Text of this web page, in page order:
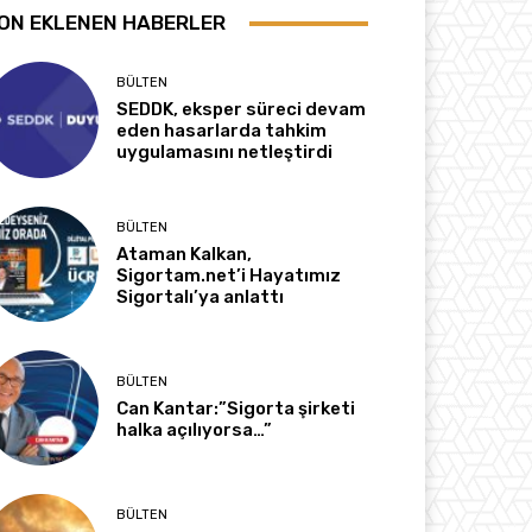
EKLENEN HABERLER
BÜLTEN
SEDDK, eksper süreci devam
eden hasarlarda tahkim
uygulamasını netleştirdi
BÜLTEN
Ataman Kalkan,
Sigortam.net’i Hayatımız
Sigortalı’ya anlattı
BÜLTEN
Can Kantar:”Sigorta şirketi
halka açılıyorsa…”
BÜLTEN